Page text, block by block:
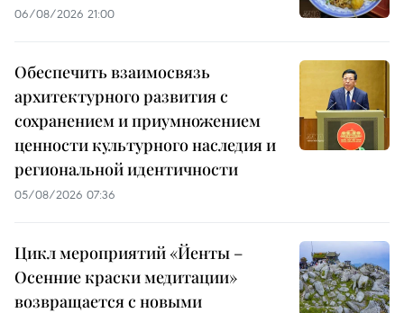
06/08/2026 21:00
Обеспечить взаимосвязь
архитектурного развития с
сохранением и приумножением
ценности культурного наследия и
региональной идентичности
05/08/2026 07:36
Цикл мероприятий «Йенты –
Осенние краски медитации»
возвращается с новыми